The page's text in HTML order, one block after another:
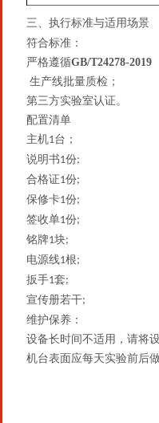
三、 执行标准与适用场景
符合标准：
严格遵循GB/T24278-2019
生产线批量质检；
第三方实验室认证。
配置清单
主机1台；
说明书1份;
合格证1份;
保修卡1份;
签收单1份;
铭牌1块;
电源线1根;
扳手1套;
宣传册若干;
维护保养：
设备长时间不适用，请将
机台表面应每天实验前后